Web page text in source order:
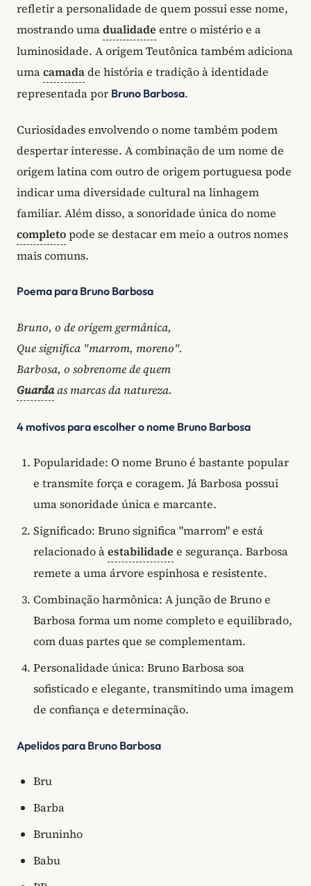
refletir a personalidade de quem possui esse nome,
mostrando umadualidade entre o mistério e a
luminosidade. A origem Teutônica também adiciona
umacamadade história e tradição à identidade
representada por Bruno Barbosa.
Curiosidades envolvendo o nome também podem
despertar interesse. A combinação de um nome de
origem latina com outro de origem portuguesa pode
indicar uma diversidade cultural na linhagem
familiar. Além disso, a sonoridade única do nome
completopode se destacar em meio a outros nomes
mais comuns.
Poema para Bruno Barbosa
Bruno, o de origem germânica,
Que significa "marrom, moreno".
Barbosa, o sobrenome de quem
Guardaas marcas da natureza.
4 motivos para escolher o nome Bruno Barbosa
Popularidade: O nome Bruno é bastante popular
e transmite força e coragem. Já Barbosa possui
uma sonoridade única e marcante.
Significado: Bruno significa "marrom" e está
relacionado àestabilidade e segurança. Barbosa
remete a uma árvore espinhosa e resistente.
Combinação harmônica: A junção de Bruno e
Barbosa forma um nome completo e equilibrado,
com duas partes que se complementam.
Personalidade única: Bruno Barbosa soa
sofisticado e elegante, transmitindo uma imagem
de confiança e determinação.
Apelidos para Bruno Barbosa
Bru
Barba
Bruninho
Babu